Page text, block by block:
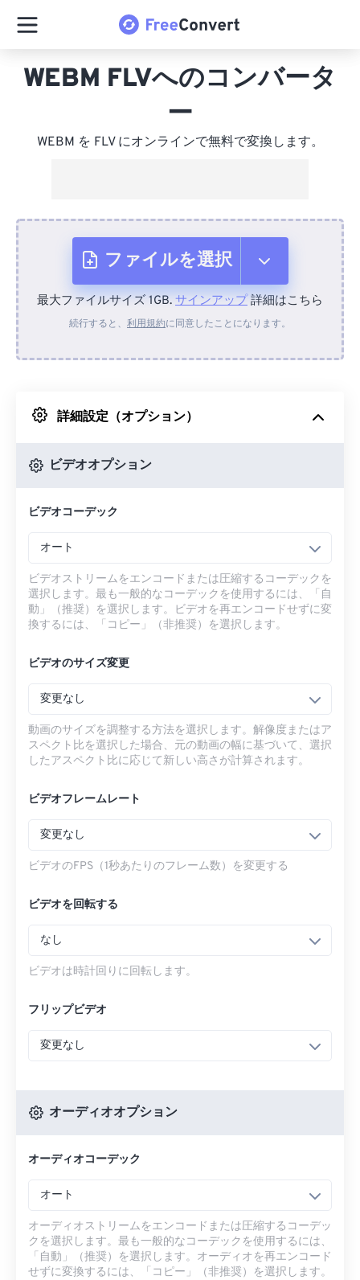
WEBM FLVへのコンバータ
ー
WEBM を FLV にオンラインで無料で変換します。
ファイルを選択
デバイスから
Googleドライブから
最大ファイルサイズ 1GB. サインアップ詳細はこちら
続行すると、 利用規約に同意したことになります。
詳細設定（オプション）
ビデオオプション
ビデオコーデック
オート
ビデオストリームをエンコードまたは圧縮するコーデックを
選択します。最も一般的なコーデックを使用するには、「自
動」（推奨）を選択します。ビデオを再エンコードせずに変
換するには、「コピー」（非推奨）を選択します。
ビデオのサイズ変更
変更なし
動画のサイズを調整する方法を選択します。解像度またはア
スペクト比を選択した場合、元の動画の幅に基づいて、選択
したアスペクト比に応じて新しい高さが計算されます。
ビデオフレームレート
変更なし
ビデオのFPS（1秒あたりのフレーム数）を変更する
ビデオを回転する
なし
ビデオは時計回りに回転します。
フリップビデオ
変更なし
オーディオオプション
オーディオコーデック
オート
オーディオストリームをエンコードまたは圧縮するコーデッ
クを選択します。最も一般的なコーデックを使用するには、
「自動」（推奨）を選択します。オーディオを再エンコード
せずに変換するには、「コピー」（非推奨）を選択します。